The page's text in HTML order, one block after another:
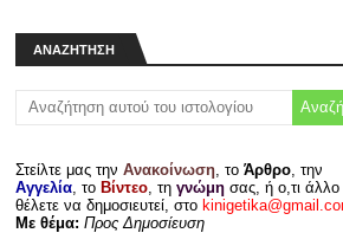
ΑΝΑΖΉΤΗΣΗ
Στείλτε μας την Ανακοίνωση, το Άρθρο, την
Αγγελία, το Βίντεο, τη γνώμησας, ή ο,τι άλλο
θέλετε να δημοσιευτεί, στο
Με θέμα: Προς Δημοσίευση